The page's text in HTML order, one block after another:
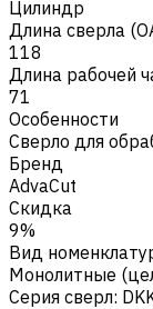
Цилиндр
Длина сверла
118
Длина рабочей
71
Особенности
Сверло для
Бренд
AdvaCut
Скидка
9%
Вид
Монолитные
Серия сверл: